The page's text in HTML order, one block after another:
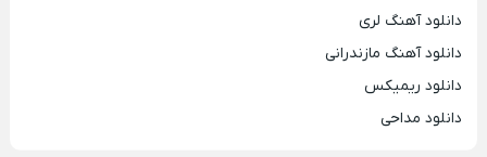
دانلود آهنگ لری
دانلود آهنگ مازندرانی
دانلود ریمیکس
دانلود مداحی